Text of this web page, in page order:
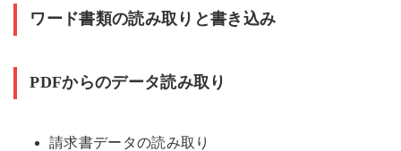
ワード書類の読み取りと書き込み
PDFからのデータ読み取り
請求書データの読み取り